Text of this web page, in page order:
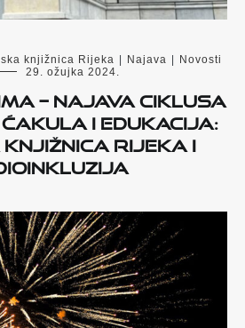
knjižnica Rijeka | Najava | Novosti
29. ožujka 2024.
– najava ciklusa
i edukacija:
Rijeka i